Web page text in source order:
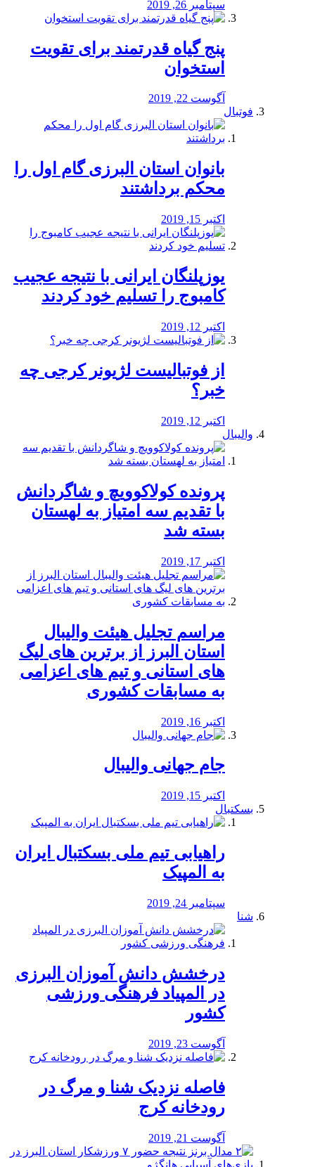
سپتامبر 26, 2019
پنج گیاه قدرتمند برای تقویت
استخوان
آگوست 22, 2019
فوتبال
بانوان استان البرزی گام اول را
محكم برداشتند
اکتبر 15, 2019
یوزپلنگان ایرانی با نتیجه عجیب
کامبوج را تسلیم خود کردند
اکتبر 12, 2019
از فوتبالیست لژیونر کرجی چه
خبر؟
اکتبر 12, 2019
والیبال
پرونده کولاکوویچ و شاگردانش
با تقدیم سه امتیاز به لهستان
بسته شد
اکتبر 17, 2019
مراسم تجلیل هیئت والیبال
استان البرز از برترین های لیگ
های استانی و تیم های اعزامی
به مسابقات کشوری
اکتبر 16, 2019
جام جهانی والیبال
اکتبر 15, 2019
بسکتبال
راهیابی تیم ملی بسکتبال ایران
به المپیک
سپتامبر 24, 2019
شنا
درخشش دانش آموزان البرزی
در المپیاد فرهنگی ورزشی
کشور
آگوست 23, 2019
️فاصله نزدیک شنا و مرگ در
رودخانه کرج
آگوست 21, 2019